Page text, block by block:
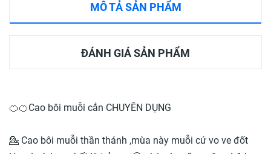
MÔ TẢ SẢN PHẨM
ĐÁNH GIÁ SẢN PHẨM
🍊🍊Cao bôi muỗi cắn CHUYÊN DỤNG
💁 Cao bôi muỗi thần thánh ,mùa này muỗi cứ vo ve đốt